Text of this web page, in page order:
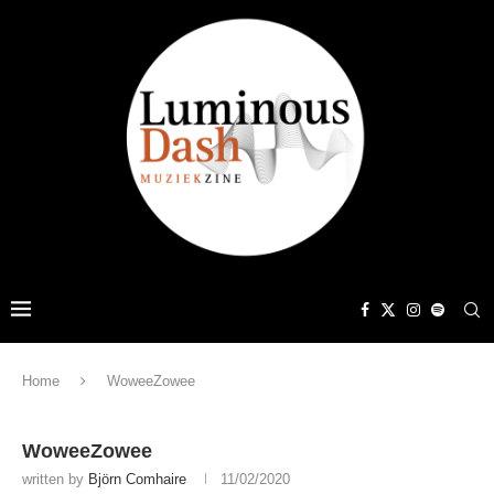
Home WoweeZowee
WoweeZowee
written by Björn Comhaire 11/02/2020